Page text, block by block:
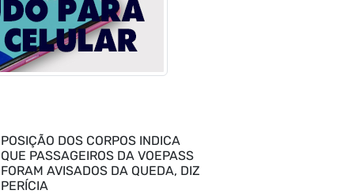
POSIÇÃO DOS CORPOS INDICA
QUE PASSAGEIROS DA VOEPASS
FORAM AVISADOS DA QUEDA, DIZ
PERÍCIA